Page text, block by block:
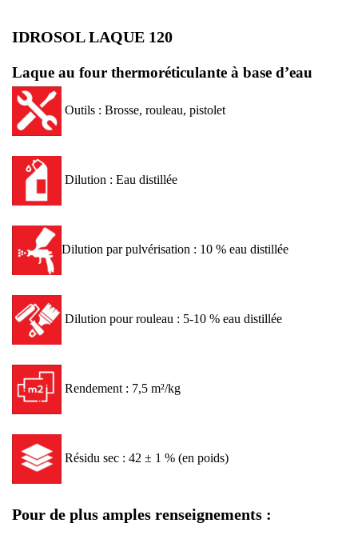
IDROSOL LAQUE 120
Laque au four thermoréticulante à base d’eau
Outils : Brosse, rouleau, pistolet
Dilution : Eau distillée
Dilution par pulvérisation : 10 % eau distillée
Dilution pour rouleau : 5-10 % eau distillée
Rendement : 7,5 m²/kg
Résidu sec : 42 ± 1 % (en poids)
Pour de plus amples renseignements :